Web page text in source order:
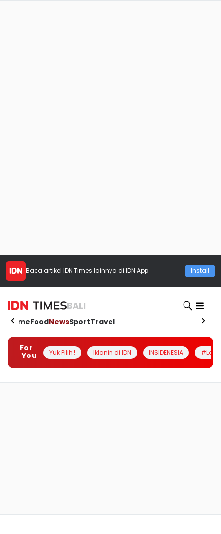
Baca artikel IDN Times lainnya di IDN App Install
BALI
HomeFoodNewsSportTravel
For
You
Yuk Pilih ! Iklanin di IDN INSIDENESIA